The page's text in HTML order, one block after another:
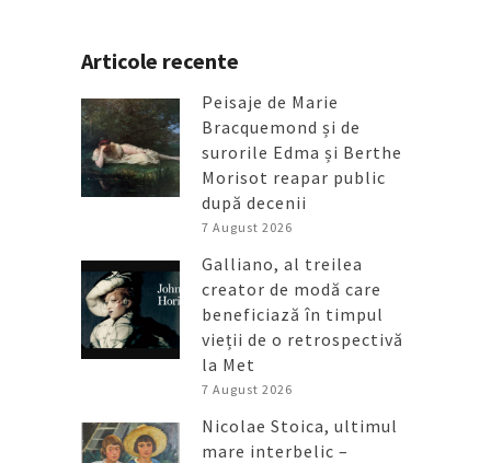
Articole recente
Peisaje de Marie
Bracquemond și de
surorile Edma și Berthe
Morisot reapar public
după decenii
7 August 2026
Galliano, al treilea
creator de modă care
beneficiază în timpul
vieții de o retrospectivă
la Met
7 August 2026
Nicolae Stoica, ultimul
mare interbelic –